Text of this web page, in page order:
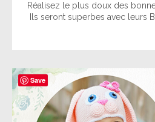
Réalisez le plus doux des
Ils seront superbes avec leurs
Save